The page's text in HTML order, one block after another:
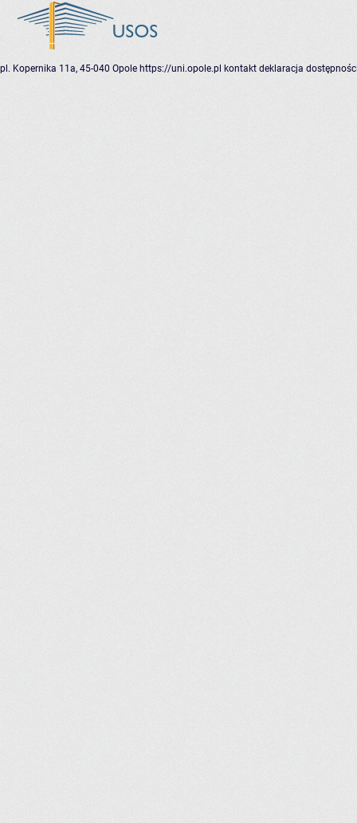
pl. Kopernika 11a, 45-040 Opole https://uni.opole.pl kontakt deklaracja